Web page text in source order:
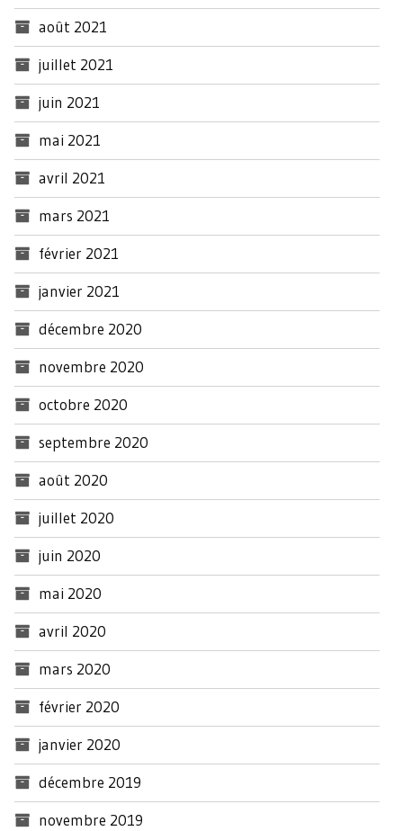
août 2021
juillet 2021
juin 2021
mai 2021
avril 2021
mars 2021
février 2021
janvier 2021
décembre 2020
novembre 2020
octobre 2020
septembre 2020
août 2020
juillet 2020
juin 2020
mai 2020
avril 2020
mars 2020
février 2020
janvier 2020
décembre 2019
novembre 2019